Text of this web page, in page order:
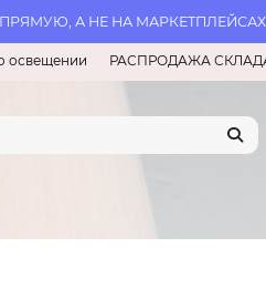
А НЕ НА
освещении РАСПРОДАЖА